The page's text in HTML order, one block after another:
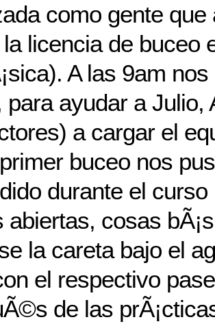
como gente que
licencia de buceo
A las 9am
para ayudar a Julio,
a cargar el
buceo nos
durante el
abiertas, cosas
la careta bajo el
el respectivo
de las